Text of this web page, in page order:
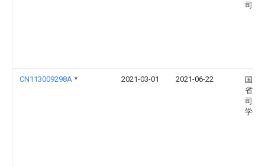
司
CN113009298A * 2021-03-01 2021-06-22
国网
省电
司电
学研